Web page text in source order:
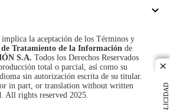
la aceptación de los Términos y
Tratamiento de la Información de
S.A. Todos los Derechos Reservados
total o parcial, así como su
sin autorización escrita de su titular.
in part, or translation without written
All rights reserved 2025.